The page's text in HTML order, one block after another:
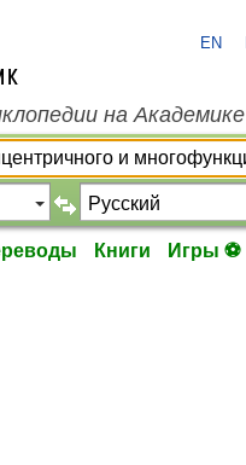
EN
на Академике
Книги Игры ⚽